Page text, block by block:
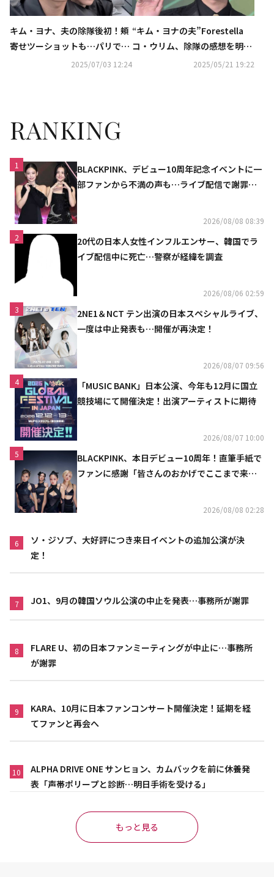
キム・ヨナ、夫の除隊後初！頬
寄せツーショットも…パリで
の“ラブラブデート”公開し話題
2025/07/03 12:24
“キム・ヨナの夫”Forestella
コ・ウリム、除隊の感想を明か
す「自分だけの学びの時間があ
2025/05/21 19:22
RANKING
1
BLACKPINK、デビュー10周年記念イベントに一
部ファンから不満の声も…ライブ配信で謝罪
2026/08/08 08:39
2
20代の日本人女性インフルエンサー、韓国でラ
イブ配信中に死亡…警察が経緯を調査
2026/08/06 02:59
3
2NE1＆NCT テン出演の日本スペシャルライブ、
一度は中止発表も…開催が再決定！
2026/08/07 09:56
4
「MUSIC BANK」日本公演、今年も12月に国立
競技場にて開催決定！出演アーティストに期待
2026/08/07 10:00
5
BLACKPINK、本日デビュー10周年！直筆手紙で
ファンに感謝「皆さんのおかげでここまで来ら
2026/08/08 02:28
6
ソ・ジソブ、大好評につき来日イベントの追加公演が決
定！
7 JO1、9月の韓国ソウル公演の中止を発表…事務所が謝罪
8
FLARE U、初の日本ファンミーティングが中止に…事務所
が謝罪
9
KARA、10月に日本ファンコンサート開催決定！延期を経
てファンと再会へ
10
ALPHA DRIVE ONE サンヒョン、カムバックを前に休養発
表「声帯ポリープと診断…明日手術を受ける」
もっと見る